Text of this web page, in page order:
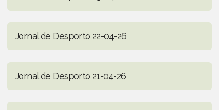
Jornal de Desporto 22-04-26
Jornal de Desporto 21-04-26